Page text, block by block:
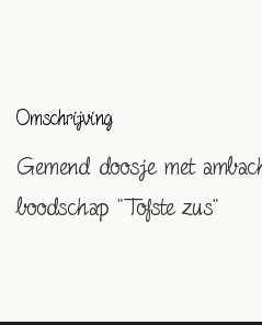
Omschrijving
Gemend doosje met
boodschap "Tofste zus"